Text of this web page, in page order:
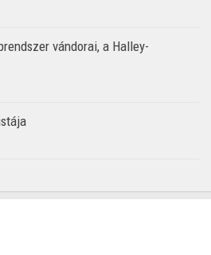
vándorai, a Halley-